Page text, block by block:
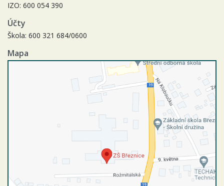
IZO: 600 054 390
Účty
Škola: 600 321 684/0600
Mapa